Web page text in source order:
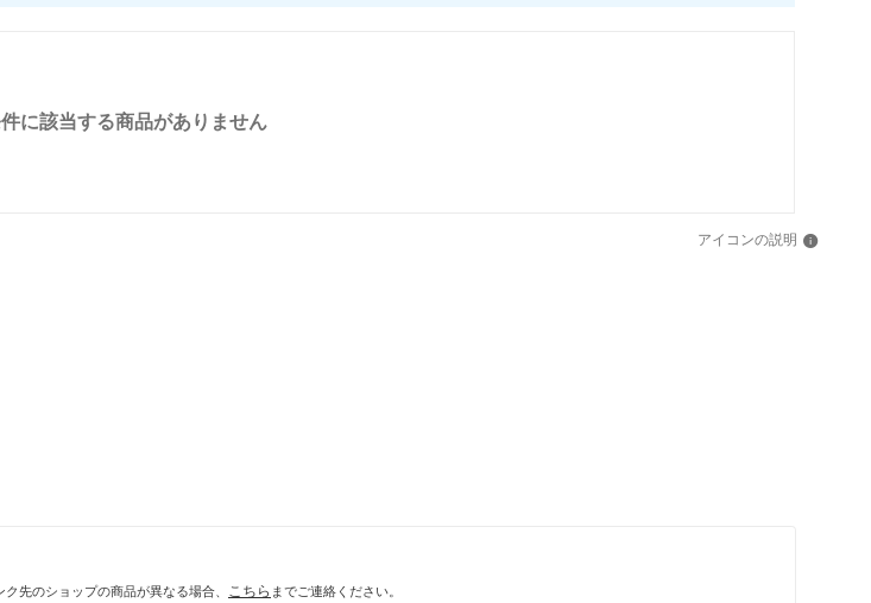
に該当する商品がありません
アイコンの説明
先のショップの商品が異なる場合、 こちら までご連絡ください。